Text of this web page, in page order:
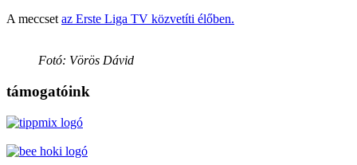
A meccset az Erste Liga TV közvetíti élőben.
Fotó: Vörös Dávid
támogatóink